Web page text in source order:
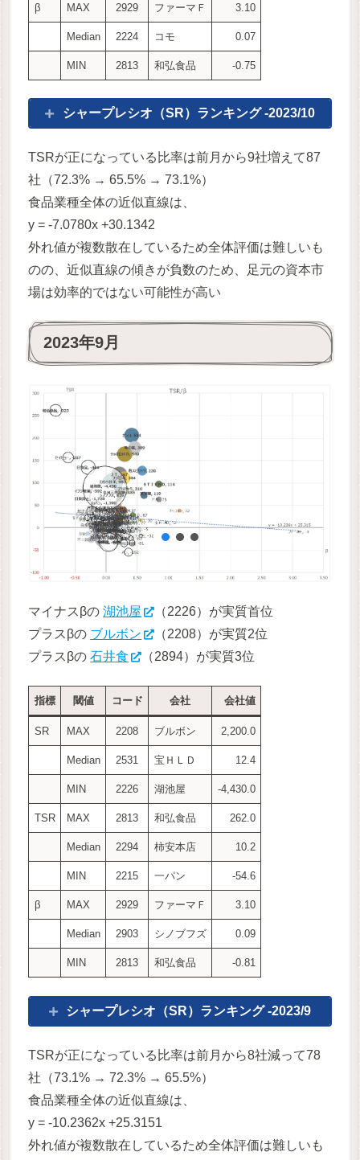
β MAX 2929 ファーマＦ 3.10
Median 2224 コモ 0.07
MIN 2813 和弘食品 -0.75
シャープレシオ（SR）ランキング -2023/10
TSRが正になっている比率は前月から9社増えて87
社（72.3% → 65.5% → 73.1%）
食品業種全体の近似直線は、
y = -7.0780x +30.1342
外れ値が複数散在しているため全体評価は難しいも
のの、近似直線の傾きが負数のため、足元の資本市
場は効率的ではない可能性が高い
2023年9月
マイナスβの湖池屋
（2226）が実質首位
プラスβの ブルボン
（2208）が実質2位
プラスβの石井食 （2894）が実質3位
指標 閾値 コード 会社 会社値
SR MAX 2208 ブルボン 2,200.0
Median 2531 宝ＨＬＤ 12.4
MIN 2226 湖池屋 -4,430.0
TSR MAX 2813 和弘食品 262.0
Median 2294 柿安本店 10.2
MIN 2215 一パン -54.6
β MAX 2929 ファーマＦ 3.10
Median 2903 シノブフズ 0.09
MIN 2813 和弘食品 -0.81
シャープレシオ（SR）ランキング -2023/9
TSRが正になっている比率は前月から8社減って78
社（73.1% → 72.3% → 65.5%）
食品業種全体の近似直線は、
y = -10.2362x +25.3151
外れ値が複数散在しているため全体評価は難しいも